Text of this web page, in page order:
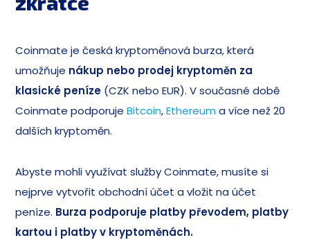
Coinmate je česká kryptoměnová burza, která
umožňuje nákup nebo prodej kryptoměn za
klasické peníze (CZK nebo EUR). V současné době
Coinmate podporujeBitcoin,Ethereuma více než 20
dalších kryptoměn.
Abyste mohli využívat služby Coinmate, musíte si
nejprve vytvořit obchodní účet a vložit na účet
peníze. Burza podporuje platby převodem, platby
kartou i platby v kryptoměnách.